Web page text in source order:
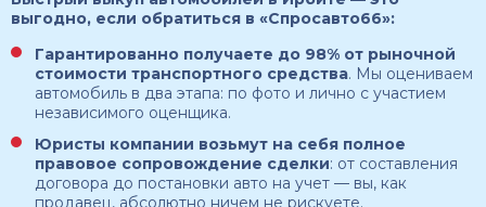
выгодно, если обратиться в «Спросавто66»:
Гарантированно получаете до 98% от рыночной
стоимости транспортного средства. Мы оцениваем
автомобиль в два этапа: по фото и лично с участием
независимого оценщика.
Юристы компании возьмут на себя полное
правовое сопровождение сделки: от составления
договора до постановки авто на учет — вы, как
продавец, абсолютно ничем не рискуете.